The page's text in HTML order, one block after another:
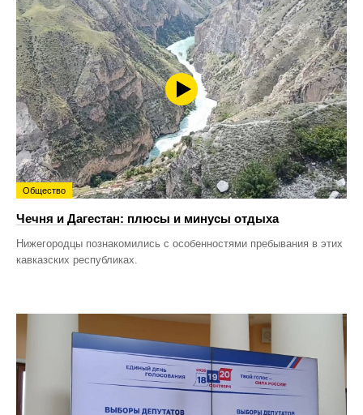
Общество
Чечня и Дагестан: плюсы и минусы отдыха
Нижегородцы познакомились с особенностями пребывания в этих
кавказских республиках.